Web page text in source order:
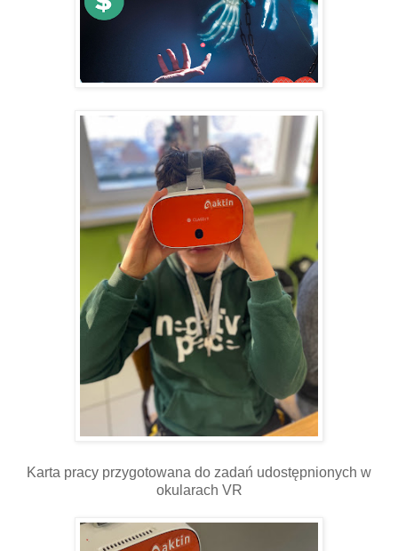
Karta pracy przygotowana do zadań udostępnionych w
okularach VR